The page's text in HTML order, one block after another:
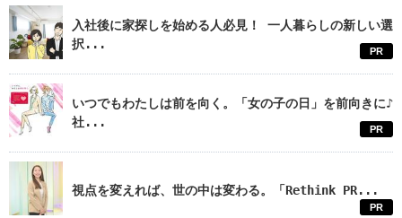
入社後に家探しを始める人必見！ 一人暮らしの新しい選
択...
PR
いつでもわたしは前を向く。「女の子の日」を前向きに♪
社...
PR
視点を変えれば、世の中は変わる。「Rethink PR...
PR